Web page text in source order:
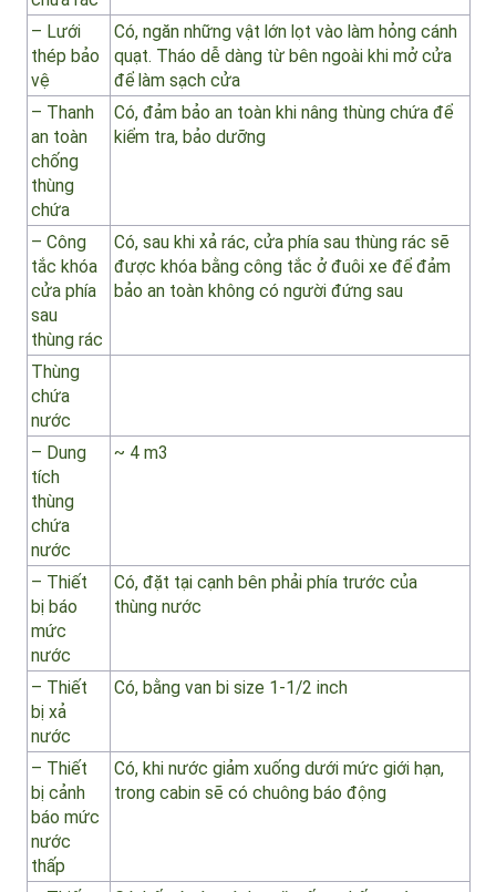
sau
thùng
chứa rác
– Lưới
thép bảo
vệ
Có, ngăn những vật lớn lọt vào làm hỏng cánh
quạt. Tháo dễ dàng từ bên ngoài khi mở cửa
để làm sạch cửa
– Thanh
an toàn
chống
thùng
chứa
– Công
tắc khóa
cửa phía
sau
thùng rác
bảo an toàn không có người đứng sau
Thùng
chứa
nước
– Dung
tích
thùng
chứa
nước
– Thiết
bị báo
mức
nước
thùng nước
– Thiết
bị xả
nước
Có, bằng van bi size 1-1/2 inch
– Thiết
bị cảnh